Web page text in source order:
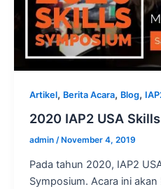
Artikel, Berita Acara, Blog,
2020 IAP2 USA
admin / November 4, 2019
Pada tahun 2020, IAP2
Symposium. Acara ini